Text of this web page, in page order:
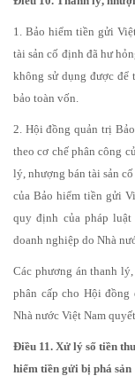
1. Bảo hiểm tiền gửi
tài sản cố định đã hư
không sử dụng được
bảo toàn vốn.
2. Hội đồng quản trị
theo cơ chế phân công
lý, nhượng bán tài sản
của Bảo hiểm tiền gửi
quy định của pháp
doanh nghiệp do Nhà
Các phương án thanh
phân cấp cho Hội
Nhà nước Việt Nam
Điều 11. Xử lý số tiền
hiểm tiền gửi bị phá sản